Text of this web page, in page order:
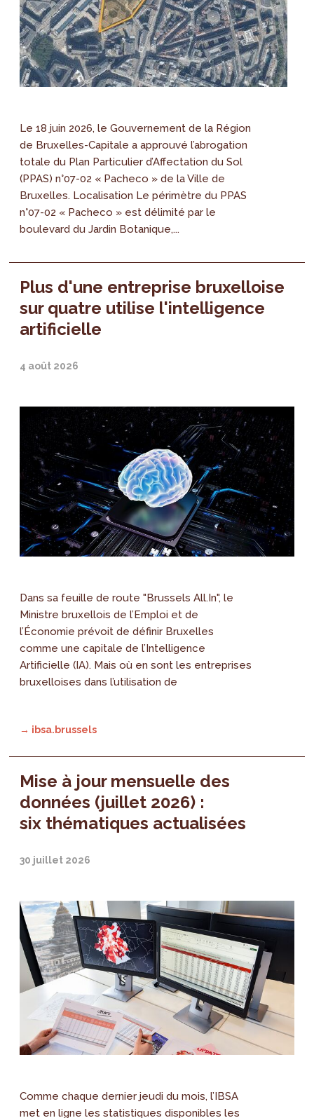
Le 18 juin 2026, le Gouvernement de la Région
de Bruxelles-Capitale a approuvé l’abrogation
totale du Plan Particulier d’Affectation du Sol
(PPAS) n°07-02 « Pacheco » de la Ville de
Bruxelles. Localisation Le périmètre du PPAS
n°07-02 « Pacheco » est délimité par le
boulevard du Jardin Botanique,...
Plus d'une entreprise bruxelloise
sur quatre utilise l'intelligence
artificielle
4 août 2026
Dans sa feuille de route "Brussels All.In", le
Ministre bruxellois de l’Emploi et de
l’Économie prévoit de définir Bruxelles
comme une capitale de l’Intelligence
Artificielle (IA). Mais où en sont les entreprises
bruxelloises dans l’utilisation de
→ ibsa.brussels
Mise à jour mensuelle des
données (juillet 2026) :
six thématiques actualisées
30 juillet 2026
Comme chaque dernier jeudi du mois, l’IBSA
met en ligne les statistiques disponibles les